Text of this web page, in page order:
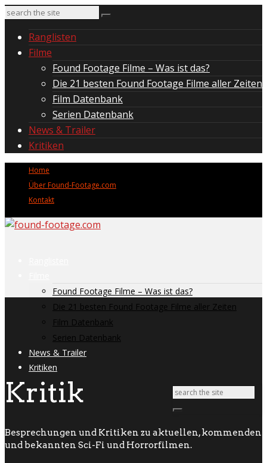
Ranglisten
Filme
Found Footage Filme – Was ist das?
Die 21 besten Found Footage Filme aller Zeiten
Film Datenbank
Serien Datenbank
News & Trailer
Kritiken
Home
Über Found-Footage.com
Kontakt
Found Footage Filme – Was ist das?
Die 21 besten Found Footage Filme aller Zeiten
Film Datenbank
Serien Datenbank
News & Trailer
Kritiken
Kritik
Besprechungen und Kritiken zu aktuellen, kommenden
und bekannten Sci-Fi und Horrorfilmen.